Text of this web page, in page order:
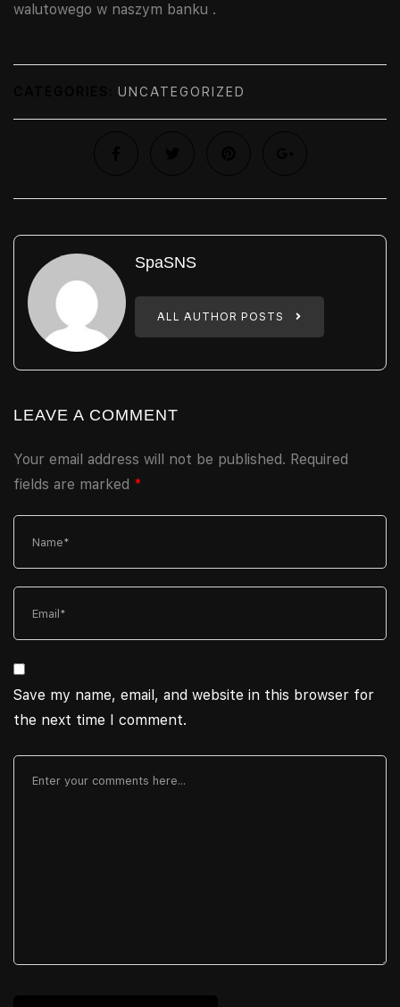
walutowego w naszym banku .
UNCATEGORIZED
SpaSNS
ALL AUTHOR POSTS
LEAVE A COMMENT
Your email address will not be published. Required
fields are marked *
Save my name, email, and website in this browser for
the next time I comment.